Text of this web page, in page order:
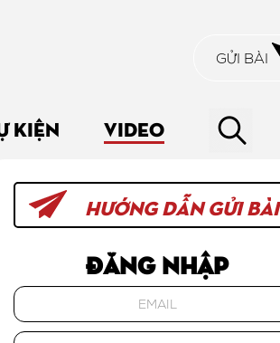
GỬI BÀI
KIỆN VIDEO
HƯỚNG DẪN GỬI BÀI
Đăng nhập